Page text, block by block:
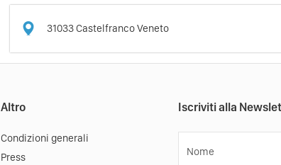
31033Castelfranco Veneto
Altro
Condizioni generali
Press
Iscriviti alla
Nome